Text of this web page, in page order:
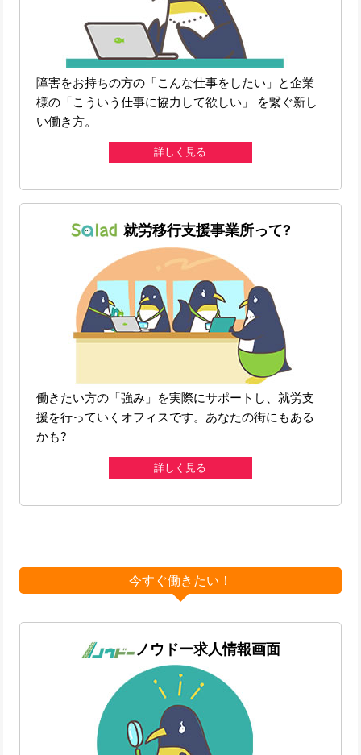
障害をお持ちの方の「こんな仕事をしたい」と企業
様の「こういう仕事に協力して欲しい」 を繋ぐ新し
い働き方。
詳しく見る
就労移行支援事業所って?
働きたい方の「強み」を実際にサポートし、就労支
援を行っていくオフィスです。あなたの街にもある
かも?
詳しく見る
今すぐ働きたい！
ノウドー求人情報画面